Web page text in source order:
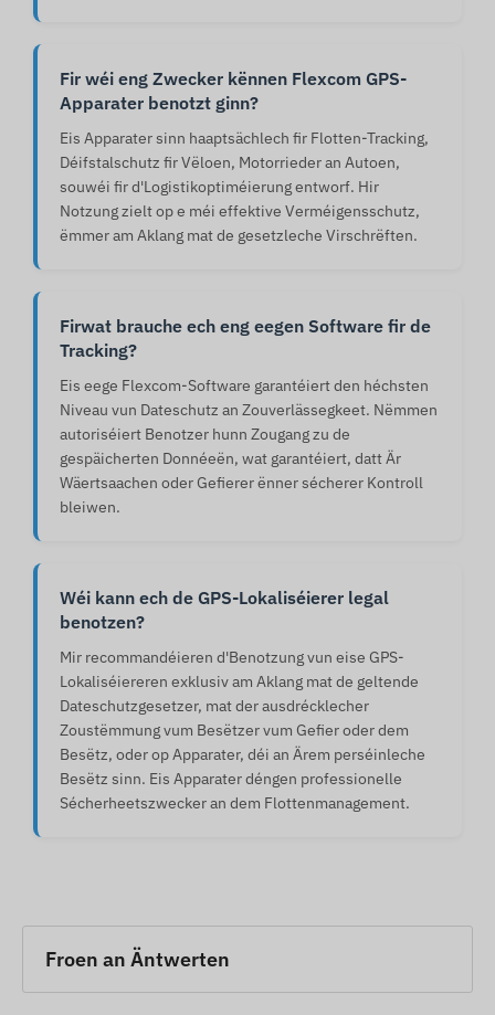
Fir wéi eng Zwecker kënnen Flexcom GPS-
Apparater benotzt ginn?
Eis Apparater sinn haaptsächlech fir Flotten-Tracking,
Déifstalschutz fir Vëloen, Motorrieder an Autoen,
souwéi fir d'Logistikoptiméierung entworf. Hir
Notzung zielt op e méi effektive Verméigensschutz,
ëmmer am Aklang mat de gesetzleche Virschrëften.
Firwat brauche ech eng eegen Software fir de
Tracking?
Eis eege Flexcom-Software garantéiert den héchsten
Niveau vun Dateschutz an Zouverlässegkeet. Nëmmen
autoriséiert Benotzer hunn Zougang zu de
gespäicherten Donnéeën, wat garantéiert, datt Är
Wäertsaachen oder Gefierer ënner sécherer Kontroll
bleiwen.
Wéi kann ech de GPS-Lokaliséierer legal
benotzen?
Mir recommandéieren d'Benotzung vun eise GPS-
Lokaliséiereren exklusiv am Aklang mat de geltende
Dateschutzgesetzer, mat der ausdrécklecher
Zoustëmmung vum Besëtzer vum Gefier oder dem
Besëtz, oder op Apparater, déi an Ärem perséinleche
Besëtz sinn. Eis Apparater déngen professionelle
Sécherheetszwecker an dem Flottenmanagement.
Froen an Äntwerten